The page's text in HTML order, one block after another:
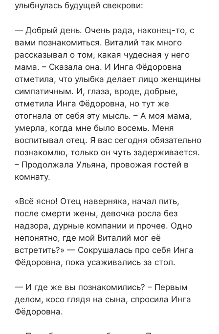
улыбнулась будущей свекрови:
— Добрый день. Очень рада, наконец-то, с
вами познакомиться. Виталий так много
рассказывал о том, какая чудесная у него
мама. – Сказала она. И Инга Фёдоровна
отметила, что улыбка делает лицо женщины
симпатичным. И, глаза, вроде, добрые,
отметила Инга Фёдоровна, но тут же
отогнала от себя эту мысль. – А моя мама,
умерла, когда мне было восемь. Меня
воспитывал отец. Я вас сегодня обязательно
познакомлю, только он чуть задерживается.
– Продолжала Ульяна, провожая гостей в
комнату.
«Всё ясно! Отец наверняка, начал пить,
после смерти жены, девочка росла без
надзора, дурные компании и прочее. Одно
непонятно, где мой Виталий мог её
встретить?» — Сокрушалась про себя Инга
Фёдоровна, пока усаживались за стол.
— И где же вы познакомились? – Первым
делом, косо глядя на сына, спросила Инга
Фёдоровна.